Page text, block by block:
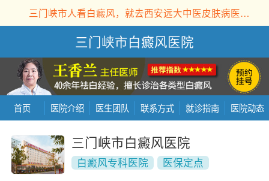
三门峡市人看白癜风，就去西安远大中医皮肤病医院！
三门峡市白癜风医院
首页 医院介绍 医生团队 联系方式 就诊指南 医院动态
三门峡市白癜风医院
白癜风专科医院
医保定点